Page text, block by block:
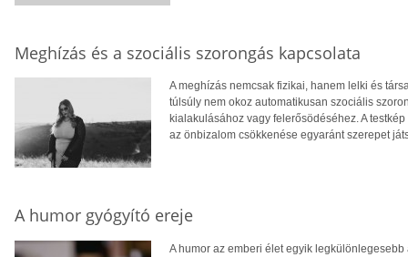
Meghízás és a szociális szorongás kapcsolata
A meghízás nemcsak fizikai, hanem lelki és
túlsúly nem okoz automatikusan szociális
kialakulásához vagy felerősödéséhez. A
az önbizalom csökkenése egyaránt szerepet
A humor gyógyító ereje
A humor az emberi élet egyik